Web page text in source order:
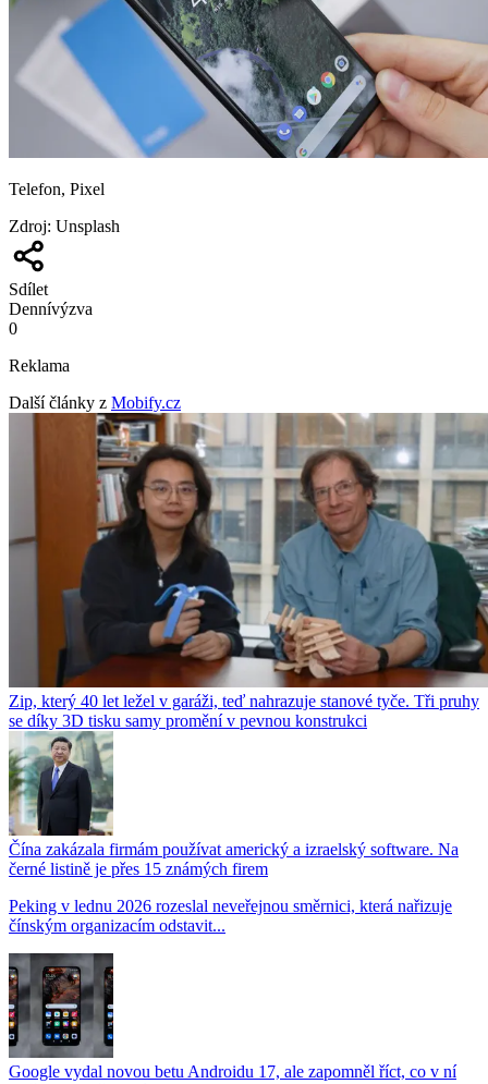
Telefon, Pixel
Zdroj: Unsplash
Sdílet
Dennívýzva
0
Reklama
Další články z Mobify.cz
Zip, který 40 let ležel v garáži, teď nahrazuje stanové tyče. Tři pruhy
se díky 3D tisku samy promění v pevnou konstrukci
Čína zakázala firmám používat americký a izraelský software. Na
černé listině je přes 15 známých firem
Peking v lednu 2026 rozeslal neveřejnou směrnici, která nařizuje
čínským organizacím odstavit...
Google vydal novou betu Androidu 17, ale zapomněl říct, co v ní